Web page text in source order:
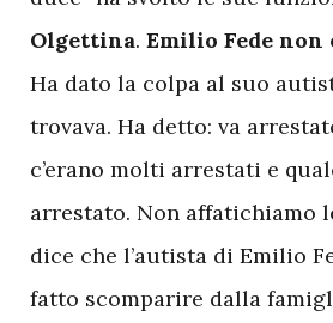
Olgettina. Emilio Fede
Ha dato la colpa al suo
trovava. Ha detto: va
c’erano molti arrestati e
arrestato. Non affatichiamo
dice che l’autista di Emilio
fatto scomparire dalla